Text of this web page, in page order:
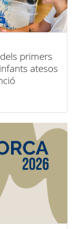
primers
atesos